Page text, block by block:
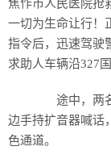
焦作市人民医院抢
一切为生命让行！
指令后，迅速驾驶
求助人车辆沿327
途中，两名
边手持扩音器喊话
色通道。